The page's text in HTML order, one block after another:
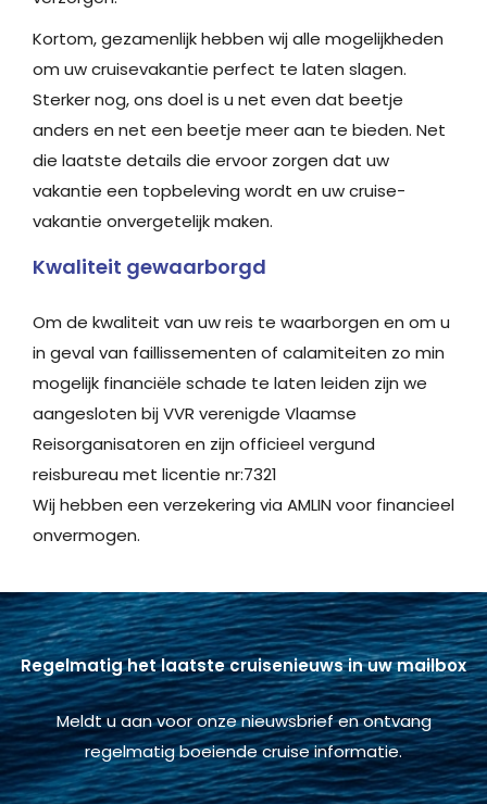
Kortom, gezamenlijk hebben wij alle mogelijkheden
om uw cruisevakantie perfect te laten slagen.
Sterker nog, ons doel is u net even dat beetje
anders en net een beetje meer aan te bieden. Net
die laatste details die ervoor zorgen dat uw
vakantie een topbeleving wordt en uw cruise-
vakantie onvergetelijk maken.
Kwaliteit gewaarborgd
Om de kwaliteit van uw reis te waarborgen en om u
in geval van faillissementen of calamiteiten zo min
mogelijk financiële schade te laten leiden zijn we
aangesloten bij VVR verenigde Vlaamse
Reisorganisatoren en zijn officieel vergund
reisbureau met licentie nr:7321
Wij hebben een verzekering via AMLIN voor financieel
onvermogen.
Regelmatig het laatste cruisenieuws in uw mailbox
Meldt u aan voor onze nieuwsbrief en ontvang
regelmatig boeiende cruise informatie.